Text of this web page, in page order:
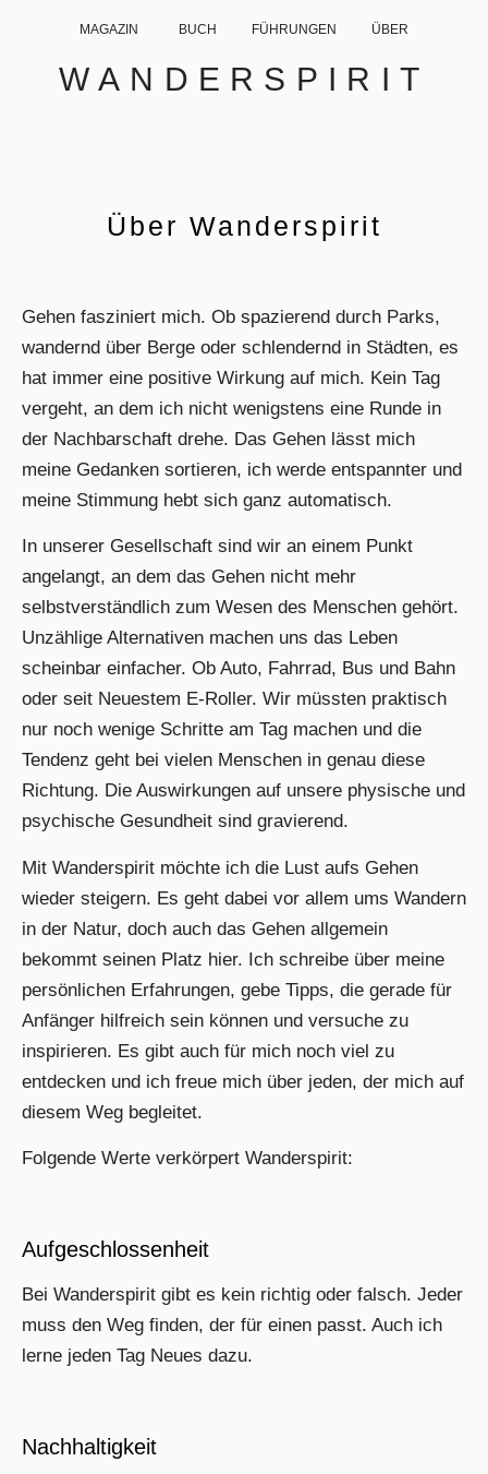
MAGAZIN BUCH FÜHRUNGEN ÜBER
WANDERSPIRIT
Über Wanderspirit
Gehen fasziniert mich. Ob spazierend durch Parks,
wandernd über Berge oder schlendernd in Städten, es
hat immer eine positive Wirkung auf mich. Kein Tag
vergeht, an dem ich nicht wenigstens eine Runde in
der Nachbarschaft drehe. Das Gehen lässt mich
meine Gedanken sortieren, ich werde entspannter und
meine Stimmung hebt sich ganz automatisch.
In unserer Gesellschaft sind wir an einem Punkt
angelangt, an dem das Gehen nicht mehr
selbstverständlich zum Wesen des Menschen gehört.
Unzählige Alternativen machen uns das Leben
scheinbar einfacher. Ob Auto, Fahrrad, Bus und Bahn
oder seit Neuestem E-Roller. Wir müssten praktisch
nur noch wenige Schritte am Tag machen und die
Tendenz geht bei vielen Menschen in genau diese
Richtung. Die Auswirkungen auf unsere physische und
psychische Gesundheit sind gravierend.
Mit Wanderspirit möchte ich die Lust aufs Gehen
wieder steigern. Es geht dabei vor allem ums Wandern
in der Natur, doch auch das Gehen allgemein
bekommt seinen Platz hier. Ich schreibe über meine
persönlichen Erfahrungen, gebe Tipps, die gerade für
Anfänger hilfreich sein können und versuche zu
inspirieren. Es gibt auch für mich noch viel zu
entdecken und ich freue mich über jeden, der mich auf
diesem Weg begleitet.
Folgende Werte verkörpert Wanderspirit:
Aufgeschlossenheit
Bei Wanderspirit gibt es kein richtig oder falsch. Jeder
muss den Weg finden, der für einen passt. Auch ich
lerne jeden Tag Neues dazu.
Nachhaltigkeit